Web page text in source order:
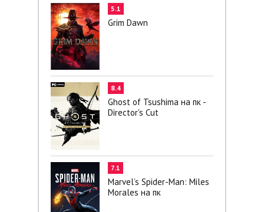
5.1
Grim Dawn
8.4
Ghost of Tsushima на пк -
Director's Cut
7.1
Marvel’s Spider-Man: Miles
Morales на пк